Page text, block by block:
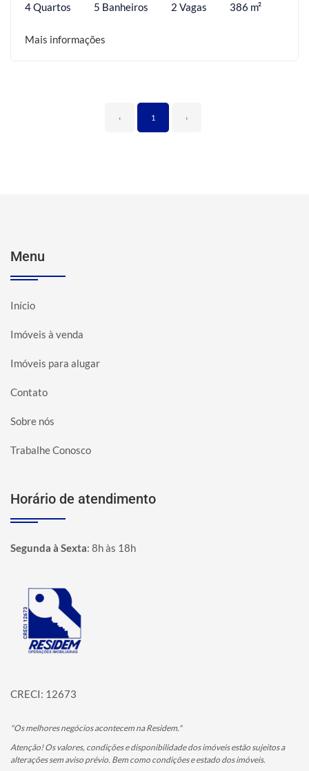
4 Quartos 5 Banheiros 2 Vagas 386 m²
Mais informações
‹ 1 ›
Menu
Início
Imóveis à venda
Imóveis para alugar
Contato
Sobre nós
Trabalhe Conosco
Horário de atendimento
Segunda à Sexta: 8h às 18h
Página inicial
CRECI: 12673
"Os melhores negócios acontecem na Residem."
Atenção! Os valores, condições e disponibilidade dos imóveis estão sujeitos a
alterações sem aviso prévio. Bem como condições e estado dos imóveis.